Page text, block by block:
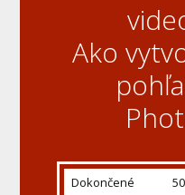
Ako
Dokončené